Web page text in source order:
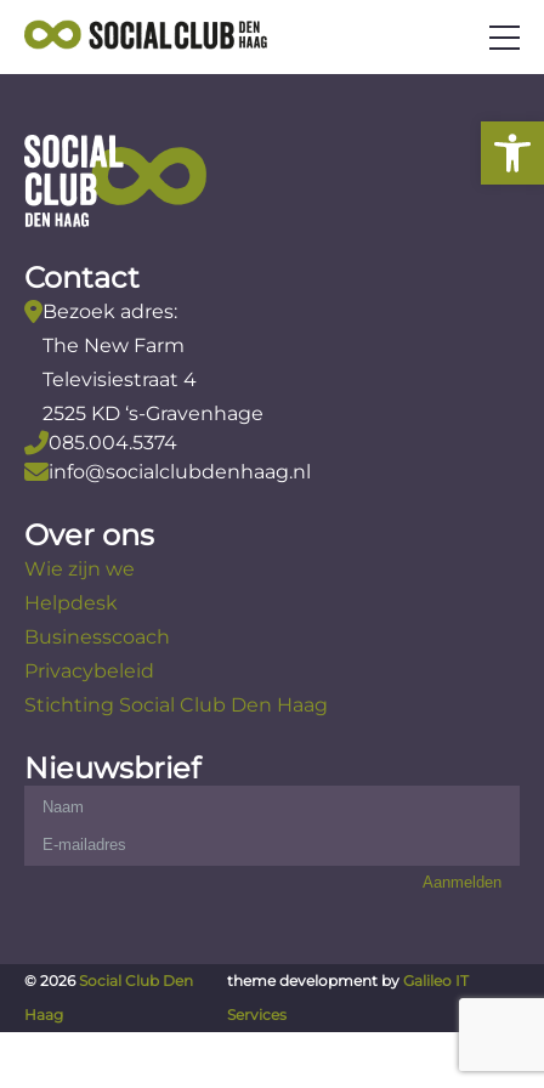
SOCIAAL ONDERNEMEN
VEELGESTELDE VRAGEN
AANMELDEN ALS ONDERNEMER
Contact
Bezoek adres:
The New Farm
Televisiestraat 4
2525 KD ‘s-Gravenhage
085.004.5374
info@socialclubdenhaag.nl
Over ons
Wie zijn we
Helpdesk
Businesscoach
Privacybeleid
Stichting Social Club Den Haag
Nieuwsbrief
© 2026Social Club Den
Haag
theme development byGalileo IT
Services